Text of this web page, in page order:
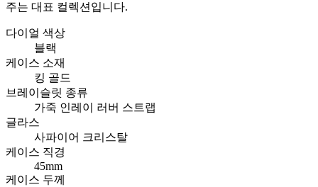
주는 대표 컬렉션입니다.
다이얼 색상
블랙
케이스 소재
킹 골드
브레이슬릿 종류
가죽 인레이 러버 스트랩
글라스
사파이어 크리스탈
케이스 직경
45mm
케이스 두께